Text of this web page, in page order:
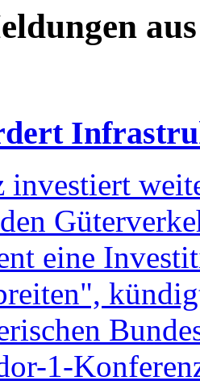
investiert
eine
1-